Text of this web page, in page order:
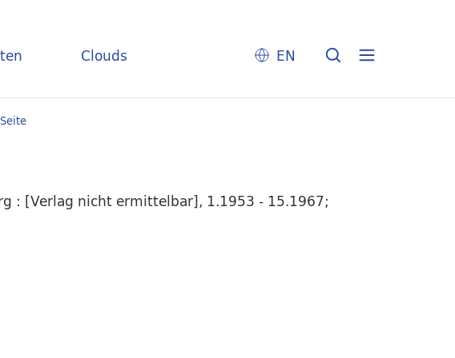
Clouds EN
Seite
: [Verlag nicht ermittelbar], 1.1953 - 15.1967;